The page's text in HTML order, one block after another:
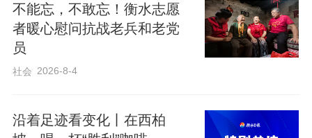
活动场地就设在小区凉亭，形式轻松活
泼，吸引了许多居民驻足聆听。大家围坐
在一起，像拉家常一样交流感受，在故事
的悄然浸润。这种“群众讲、群众听、群众
学”的方式，真正让宣传教育接了地气、入
不能忘，不敢忘！衡水志愿
者暖心慰问抗战老兵和老党
员
社会 2026-8-4
沿着足迹看变化丨在西柏